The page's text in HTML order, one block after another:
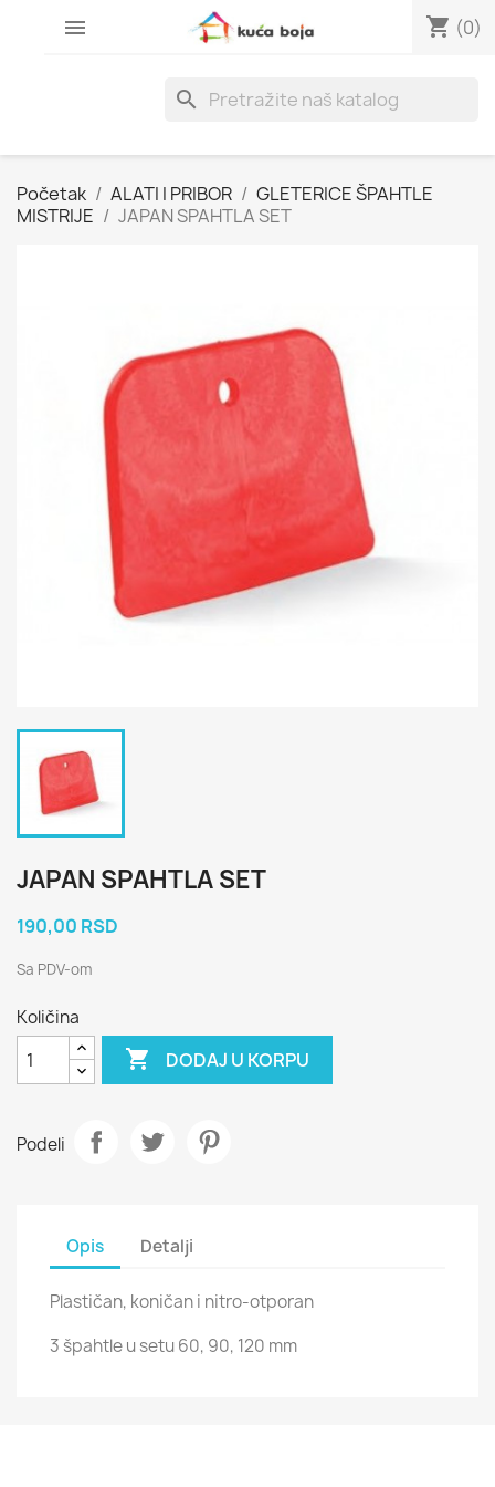
 shopping_cart (0)
search
Početak ALATI I PRIBOR
GLETERICE ŠPAHTLE
MISTRIJE
JAPAN SPAHTLA SET
JAPAN SPAHTLA SET
190,00 RSD
Sa PDV-om
Količina
 DODAJ U KORPU
Podeli
Opis Detalji
Plastičan, koničan i nitro-otporan
3 špahtle u setu 60, 90, 120 mm